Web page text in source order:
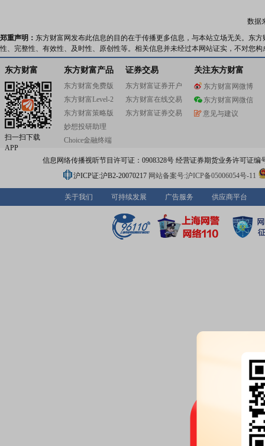
数据
郑重声明： 东方财富网发布此信息的目的在于传播更多信息，与本站立场无关。东
性、完整性、有效性、及时性、原创性等。相关信息并未经过本网站证实，不对您
东方财富
扫一扫下载
APP
东方财富产品
东方财富免费版
东方财富Level-2
东方财富策略版
妙想投研助理
Choice金融终端
证券交易
东方财富证券开户
东方财富在线交易
东方财富证券交易
关注东方财富
东方财富网微博
东方财富网微信
意见与建议
信息网络传播视听节目许可证：0908328号 经营证券期货业务许可证编
沪ICP证:沪B2-20070217 网站备案号:沪ICP备05006054号-11
关于我们 可持续发展 广告服务 供应商平台